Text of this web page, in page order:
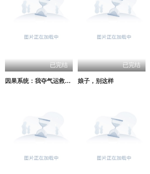
已完结
因果系统：我夺气运救苍生
已完结
娘子，别这样